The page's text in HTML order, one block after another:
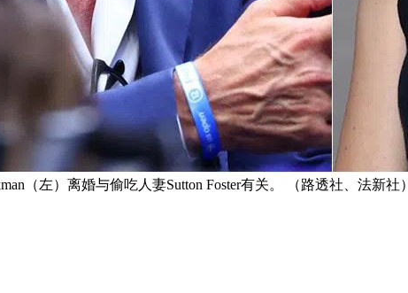
（左）离婚与偷吃人妻Sutton Foster有关。 （路透社、法新社）